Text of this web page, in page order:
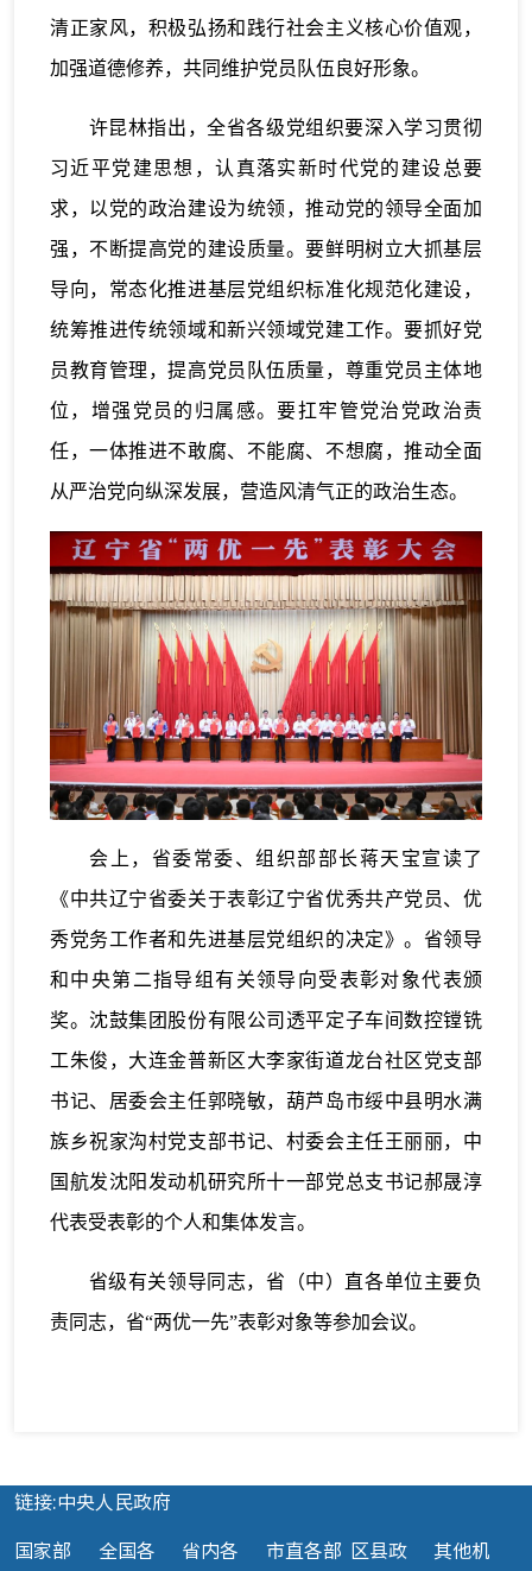
清正家风，积极弘扬和践行社会主义核心价值观，
加强道德修养，共同维护党员队伍良好形象。
许昆林指出，全省各级党组织要深入学习贯彻
习近平党建思想，认真落实新时代党的建设总要
求，以党的政治建设为统领，推动党的领导全面加
强，不断提高党的建设质量。要鲜明树立大抓基层
导向，常态化推进基层党组织标准化规范化建设，
统筹推进传统领域和新兴领域党建工作。要抓好党
员教育管理，提高党员队伍质量，尊重党员主体地
位，增强党员的归属感。要扛牢管党治党政治责
任，一体推进不敢腐、不能腐、不想腐，推动全面
从严治党向纵深发展，营造风清气正的政治生态。
会上，省委常委、组织部部长蒋天宝宣读了
《中共辽宁省委关于表彰辽宁省优秀共产党员、优
秀党务工作者和先进基层党组织的决定》。省领导
和中央第二指导组有关领导向受表彰对象代表颁
奖。沈鼓集团股份有限公司透平定子车间数控镗铣
工朱俊，大连金普新区大李家街道龙台社区党支部
书记、居委会主任郭晓敏，葫芦岛市绥中县明水满
族乡祝家沟村党支部书记、村委会主任王丽丽，中
国航发沈阳发动机研究所十一部党总支书记郝晟淳
代表受表彰的个人和集体发言。
省级有关领导同志，省（中）直各单位主要负
责同志，省“两优一先”表彰对象等参加会议。
链接:中央人民政府
国家部
全国各
省内各
市直各部 区县政
其他机